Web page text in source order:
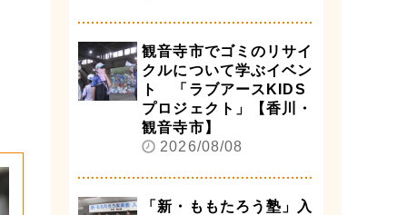
観音寺市でゴミのリサイ
クルについて学ぶイベン
ト 「ラブアースKIDS
プロジェクト」【香川・
観音寺市】
2026/08/08
「新・ももたろう塾」入